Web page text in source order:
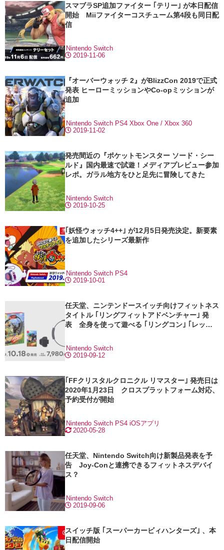
スマブラSP追加ファイター ｢テリー｣ が本日配信
開始 Miiファイターコスチューム第4段も同日配
信
2019-11-06
Nintendo Switch
『オーバーウォッチ 2』がBlizzCon 2019で正式
発表 ヒーローミッションやCo-opミッションが
追加
2019-11-02
Nintendo Switch PS4 Xbox One / Xbox 360
発売間近の『ポケットモンスター ソード・シー
ルド』国内最速で試遊！メディアプレビュー参加
レポ。ガラル地方をひと足先に冒険してきた
2019-10-25
Nintendo Switch
｢妖怪ウォッチ4++｣ が12月5日発売決定。新要素
を追加したシリーズ最新作
2019-10-01
Nintendo Switch PS4
任天堂、ニンテンドースイッチ向けフィットネス
タイトル ｢リングフィットアドベンチャー｣ 発
表 全身を使って遊べる ｢リングコン｣ ｢レッグ
2019-09-12
Nintendo Switch
｢FFクリスタルクロニクル リマスター｣ 発売日は
2020年1月23日 クロスプラットフォーム対応、
予約受付が開始
2020-05-28
Nintendo Switch PS4 iOSアプリ
任天堂、Nintendo Switch向け新製品発表を予
告 Joy-Conと連携できるフィットネスデバイ
ス？
2019-09-06
Nintendo Switch
スイッチ版 ｢スーパーカービィハンターズ｣ 、本
日配信開始